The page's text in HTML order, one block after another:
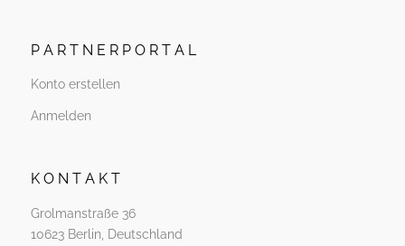
P A R T N E R P O R T A L
Konto erstellen
Anmelden
K O N T A K T
Grolmanstraße 36
10623 Berlin, Deutschland